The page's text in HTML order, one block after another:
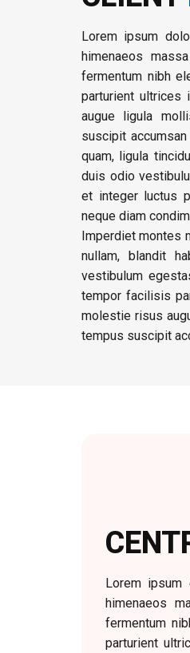
Lorem ipsum
himenaeos
fermentum nibh
parturient ultrices
augue ligula
suscipit
quam, ligula
duis odio
et integer luctus
neque diam
Imperdiet montes
nullam, blandit
vestibulum
tempor facilisis
molestie risus
tempus suscipit
Lorem
himenaeos
fermentum
parturient